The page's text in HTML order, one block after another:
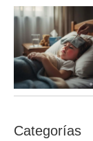
Categorías